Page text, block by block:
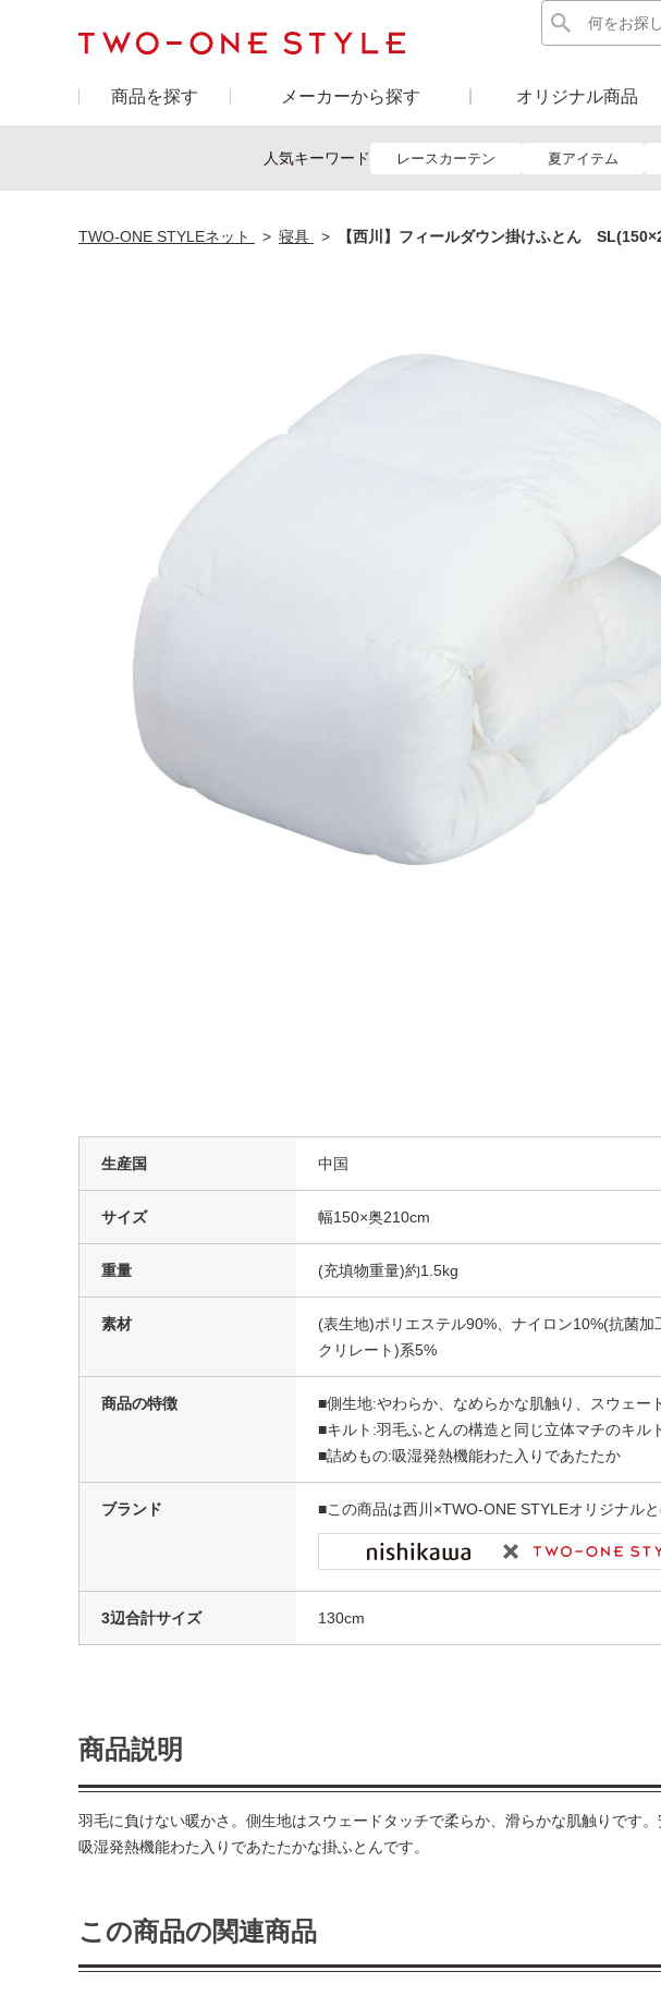
商品を探す メーカーから探す オリジナル商品
人気キーワード レースカーテン 夏アイテム
TWO-ONE STYLEネット 寝具 【西川】フィールダウン掛けふとん
生産国 中国
サイズ 幅150×奥210cm
重量 (充填物重量)約1.5kg
素材
(表生地)ポリエステル90%、ナイロン10%(抗菌
クリレート)系5%
商品の特徴
■側生地:やわらか、なめらかな肌触り、スウェー
■キルト:羽毛ふとんの構造と同じ立体マチのキル
■詰めもの:吸湿発熱機能わた入りであたたか
ブランド ■この商品は西川×TWO-ONE STYLEオリジナルと
3辺合計サイズ 130cm
商品説明
羽毛に負けない暖かさ。側生地はスウェードタッチで柔らか、滑らかな肌触りです。
吸湿発熱機能わた入りであたたかな掛ふとんです。
この商品の関連商品